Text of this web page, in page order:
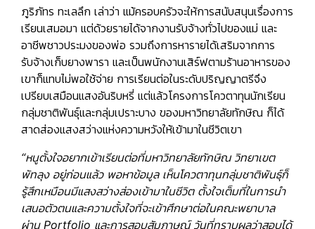
ภูริภัทร ทะเลลึก เล่าว่า แม้ครอบครัวจะให้การสนับสนุนเรื่องการ
เรียนเสมอมา แต่ด้วยรายได้จากงานรับจ้างทั่วไปของแม่ และ
อาชีพชาวประมงของพ่อ รวมถึงการหารายได้เสริมจากการ
รับจ้างเก็บยางพารา และเป็นพนักงานเสิร์ฟตามร้านอาหารของ
เขาก็แทบไม่พอใช้จ่าย การเรียนต่อในระดับปริญญาตรีจึง
เปรียบเสมือนแสงอันริบหรี่ แต่แล้วโครงการโควตาทุนนักเรียน
กลุ่มชาติพันธุ์และกลุ่มเปราะบาง ของมหาวิทยาลัยทักษิณ ก็ได้
สาดส่องแสงสว่างแห่งความหวังให้เข้ามาในชีวิตเขา
“หนูตั้งใจอยากเข้าเรียนต่อที่มหาวิทยาลัยทักษิณ วิทยาเขต
พัทลุง อยู่ก่อนแล้ว พอหาข้อมูล เห็นโควตาทุนกลุ่มชาติพันธุ์ก็
รู้สึกเหมือนมีแสงสว่างส่องเข้ามาในชีวิต ตั้งใจเต็มที่ในการนำ
เสนอตัวตนและความตั้งใจที่จะเข้าศึกษาต่อในคณะพยาบาล
ผ่าน Portfolio และการสอบสัมภาษณ์ วันที่ทราบผลว่าสอบได้